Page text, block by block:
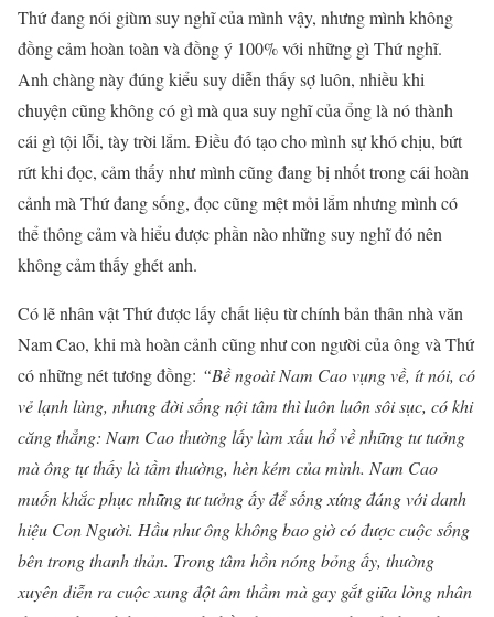
Thứ đang nói giùm suy nghĩ của mình vậy, nhưng mình không
đồng cảm hoàn toàn và đồng ý 100% với những gì Thứ nghĩ.
Anh chàng này đúng kiểu suy diễn thấy sợ luôn, nhiều khi
chuyện cũng không có gì mà qua suy nghĩ của ổng là nó thành
cái gì tội lỗi, tày trời lắm. Điều đó tạo cho mình sự khó chịu, bứt
rứt khi đọc, cảm thấy như mình cũng đang bị nhốt trong cái hoàn
cảnh mà Thứ đang sống, đọc cũng mệt mỏi lắm nhưng mình có
thể thông cảm và hiểu được phần nào những suy nghĩ đó nên
không cảm thấy ghét anh.
Có lẽ nhân vật Thứ được lấy chất liệu từ chính bản thân nhà văn
Nam Cao, khi mà hoàn cảnh cũng như con người của ông và Thứ
có những nét tương đồng: “Bề ngoài Nam Cao vụng về, ít nói, có
vẻ lạnh lùng, nhưng đời sống nội tâm thì luôn luôn sôi sục, có khi
căng thẳng: Nam Cao thường lấy làm xấu hổ về những tư tưởng
mà ông tự thấy là tầm thường, hèn kém của mình. Nam Cao
muốn khắc phục những tư tưởng ấy để sống xứng đáng với danh
hiệu Con Người. Hầu như ông không bao giờ có được cuộc sống
bên trong thanh thản. Trong tâm hồn nóng bỏng ấy, thường
xuyên diễn ra cuộc xung đột âm thầm mà gay gắt giữa lòng nhân